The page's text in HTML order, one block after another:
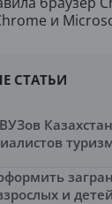
и
СТАТЬИ
и детей